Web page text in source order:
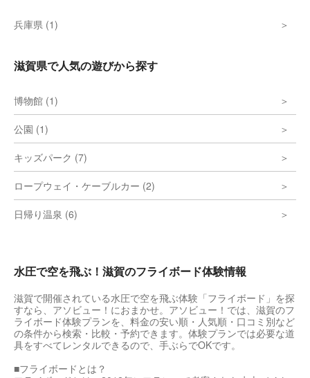
兵庫県 (1)
滋賀県で人気の遊びから探す
博物館 (1)
公園 (1)
キッズパーク (7)
ロープウェイ・ケーブルカー (2)
日帰り温泉 (6)
水圧で空を飛ぶ！滋賀のフライボード体験情報
滋賀で開催されている水圧で空を飛ぶ体験「フライボード」を探
すなら、アソビュー！におまかせ。アソビュー！では、滋賀のフ
ライボード体験プランを、料金の安い順・人気順・口コミ別など
の条件から検索・比較・予約できます。体験プランでは必要な道
具をすべてレンタルできるので、手ぶらでOKです。
■フライボードとは？